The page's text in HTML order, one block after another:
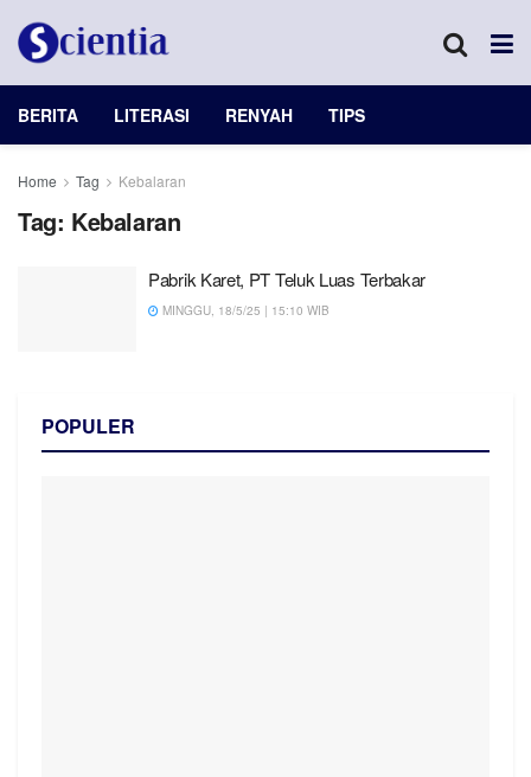
BERITA LITERASI RENYAH TIPS
Home Tag Kebalaran
Tag: Kebalaran
Pabrik Karet, PT Teluk Luas Terbakar
MINGGU, 18/5/25 | 15:10 WIB
POPULER